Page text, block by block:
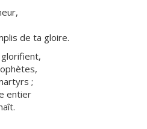
de ta gloire.
;
entier